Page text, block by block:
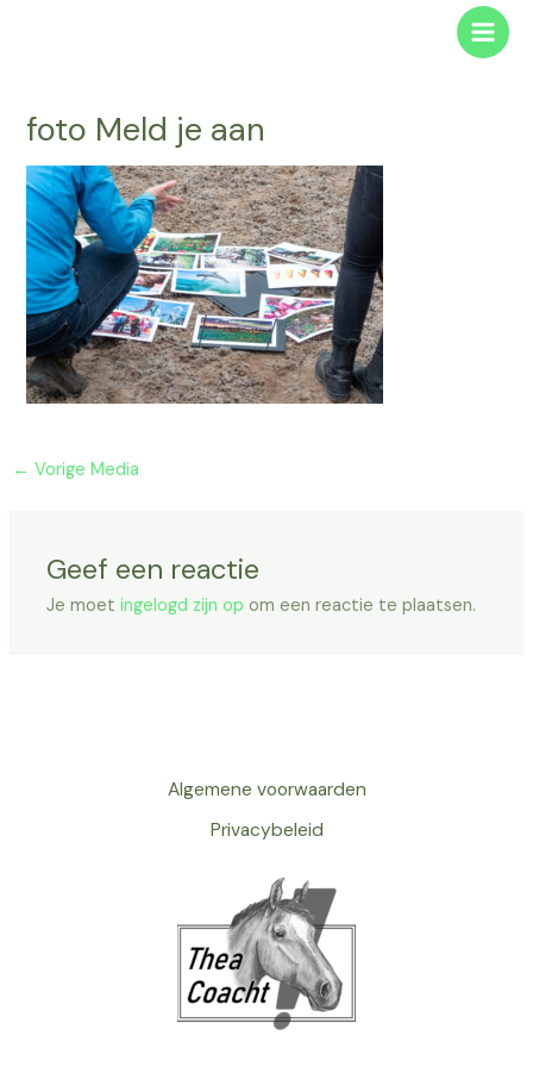
Main
foto Meld je aan
← Vorige Media
Geef een reactie
Je moetingelogd zijn op om een reactie te plaatsen.
Algemene voorwaarden
Privacybeleid